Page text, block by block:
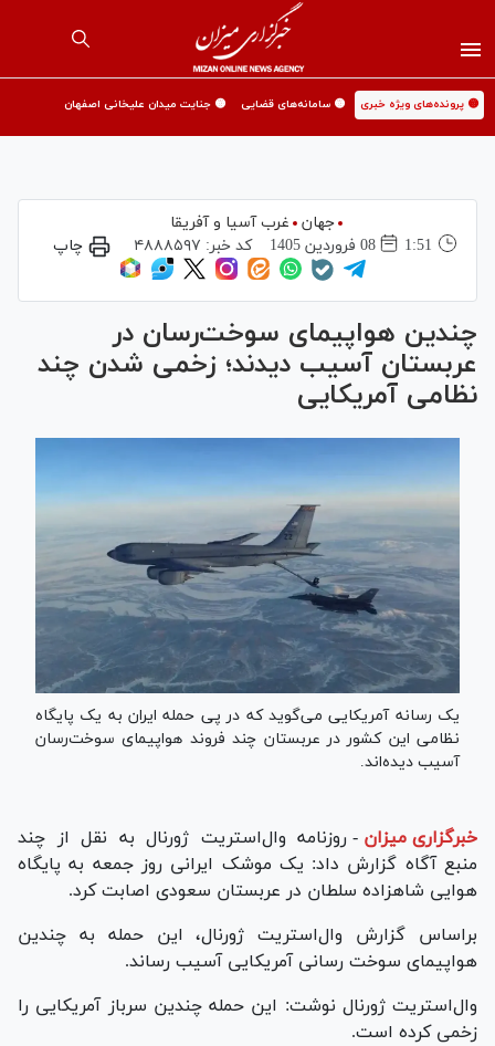
🟡 پرونده‌های ویژه خبری 🟡 سامانه‌های قضایی 🟡 جنایت میدان علیخانی اصفهان
جهان
غرب آسیا و آفریقا
1:51
08 فروردين 1405 کد خبر: ۴۸۸۸۵۹۷ چاپ
چندین هواپیمای سوخت‌رسان در
عربستان آسیب دیدند؛ زخمی شدن چند
نظامی آمریکایی
یک رسانه آمریکایی می‌گوید که در پی حمله ایران به یک پایگاه
نظامی این کشور در عربستان چند فروند هواپیمای سوخت‌رسان
آسیب دیده‌اند.
خبرگزاری میزان - روزنامه وال‌استریت ژورنال به نقل از چند
منبع آگاه گزارش داد: یک موشک ایرانی روز جمعه به پایگاه
هوایی شاهزاده سلطان در عربستان سعودی اصابت کرد.
براساس گزارش وال‌استریت ژورنال، این حمله به چندین
هواپیمای سوخت رسانی آمریکایی آسیب رساند.
وال‌‌استریت ژورنال نوشت: این حمله چندین سرباز آمریکایی را
زخمی کرده است.